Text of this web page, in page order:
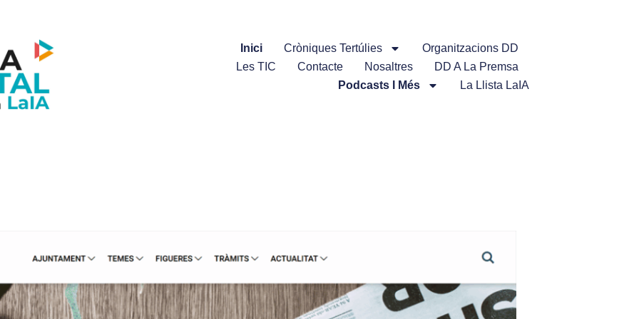
Inici Cròniques Tertúlies
Organitzacions DD
Les TIC
Contacte Nosaltres
DD A La Premsa
Podcasts I Més
La Llista LaIA